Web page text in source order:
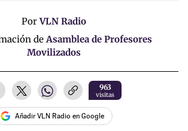
PorVLN Radio
de Asamblea de Profesores
Movilizados
963
visitas
Añadir VLN Radio en Google